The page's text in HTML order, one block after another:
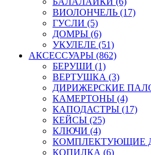
ВИОЛОНЧЕЛЬ (17)
ГУСЛИ (5)
ДОМРЫ (6)
УКУЛЕЛЕ (51)
АКСЕССУАРЫ (862)
БЕРУШИ (1)
ВЕРТУШКА (3)
ДИРИЖЕРСКИЕ
КАМЕРТОНЫ (4)
КАПОДАСТРЫ (17)
КЕЙСЫ (25)
КЛЮЧИ (4)
КОМПЛЕКТУЮЩИЕ
КОПИЛКА (6)